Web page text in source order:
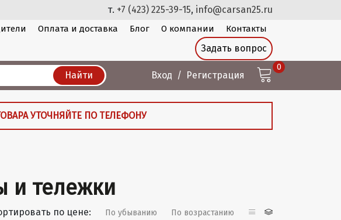
т. +7 (423) 225-39-15, info@carsan25.ru
Оплата и доставка Блог О компании Контакты
Задать вопрос
Найти Вход Регистрация
0
УТОЧНЯЙТЕ ПО ТЕЛЕФОНУ
и тележки
по цене: По убыванию По возрастанию